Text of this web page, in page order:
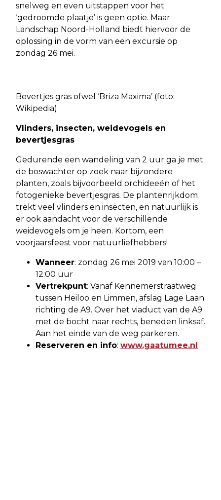
snelweg en even uitstappen voor het
‘gedroomde plaatje’ is geen optie. Maar
Landschap Noord-Holland biedt hiervoor de
oplossing in de vorm van een excursie op
zondag 26 mei.
Bevertjes gras ofwel ‘Briza Maxima’ (foto:
Wikipedia)
Vlinders, insecten, weidevogels en
bevertjesgras
Gedurende een wandeling van 2 uur ga je met
de boswachter op zoek naar bijzondere
planten, zoals bijvoorbeeld orchideeën of het
fotogenieke bevertjesgras. De plantenrijkdom
trekt veel vlinders en insecten, en natuurlijk is
er ook aandacht voor de verschillende
weidevogels om je heen. Kortom, een
voorjaarsfeest voor natuurliefhebbers!
Wanneer: zondag 26 mei 2019 van 10:00 –
12:00 uur
Vertrekpunt: Vanaf Kennemerstraatweg
tussen Heiloo en Limmen, afslag Lage Laan
richting de A9. Over het viaduct van de A9
met de bocht naar rechts, beneden linksaf.
Aan het einde van de weg parkeren.
Reserveren en info: www.gaatumee.nl